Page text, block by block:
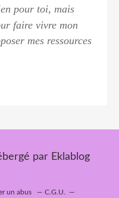
pour toi, mais
faire vivre mon
mes ressources
par Eklablog
un abus C.G.U.